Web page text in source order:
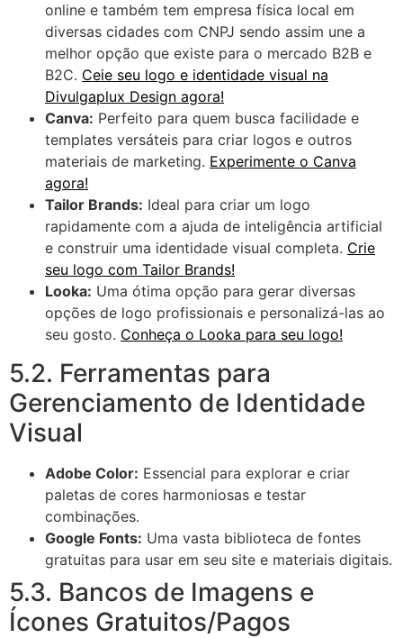
online e também tem empresa física local em
diversas cidades com CNPJ sendo assim une a
melhor opção que existe para o mercado B2B e
B2C. Ceie seu logo e identidade visual na
Divulgaplux Design agora!
Canva: Perfeito para quem busca facilidade e
templates versáteis para criar logos e outros
materiais de marketing. Experimente o Canva
agora!
Tailor Brands: Ideal para criar um logo
rapidamente com a ajuda de inteligência artificial
e construir uma identidade visual completa. Crie
seu logo com Tailor Brands!
Looka: Uma ótima opção para gerar diversas
opções de logo profissionais e personalizá-las ao
seu gosto. Conheça o Looka para seu logo!
5.2. Ferramentas para
Gerenciamento de Identidade
Visual
Adobe Color: Essencial para explorar e criar
paletas de cores harmoniosas e testar
combinações.
Google Fonts: Uma vasta biblioteca de fontes
gratuitas para usar em seu site e materiais digitais.
5.3. Bancos de Imagens e
Ícones Gratuitos/Pagos